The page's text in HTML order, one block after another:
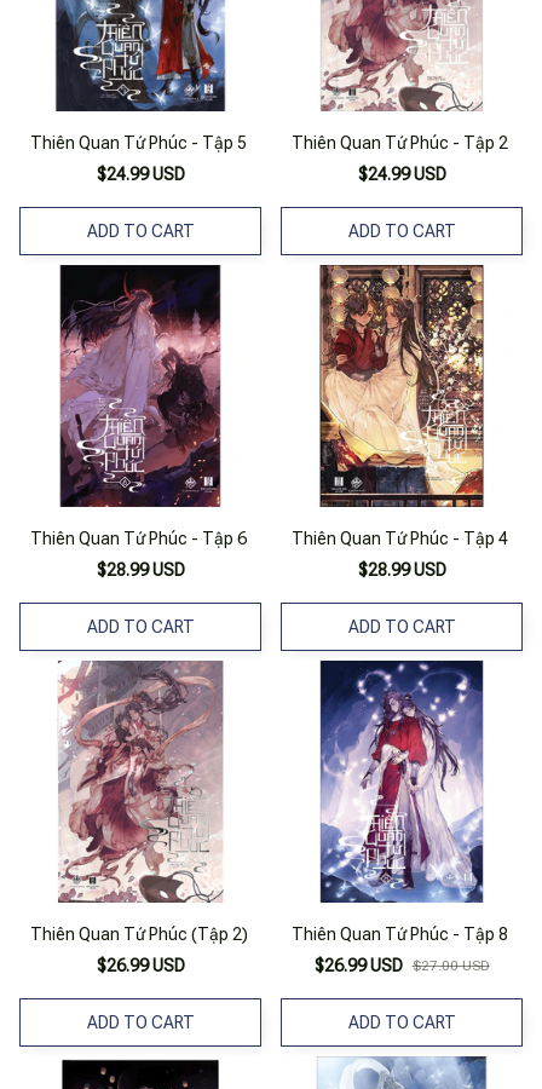
Thiên Quan Tứ Phúc - Tập 5
$24.99 USD
ADD TO CART
Thiên Quan Tứ Phúc - Tập 2
$24.99 USD
ADD TO CART
Thiên Quan Tứ Phúc - Tập 6
$28.99 USD
ADD TO CART
Thiên Quan Tứ Phúc - Tập 4
$28.99 USD
ADD TO CART
Thiên Quan Tứ Phúc (Tập 2)
$26.99 USD
ADD TO CART
Thiên Quan Tứ Phúc - Tập 8
$26.99 USD $27.00 USD
ADD TO CART